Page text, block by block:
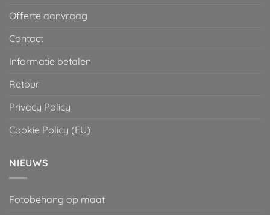
Offerte aanvraag
Contact
Informatie betalen
Retour
Privacy Policy
Cookie Policy (EU)
NIEUWS
Fotobehang op maat